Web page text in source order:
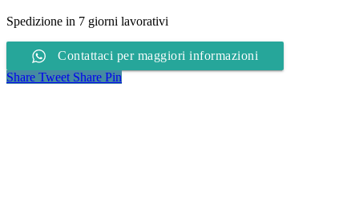
Spedizione in 7 giorni lavorativi
Contattaci per maggiori informazioni
Share Tweet Share Pin